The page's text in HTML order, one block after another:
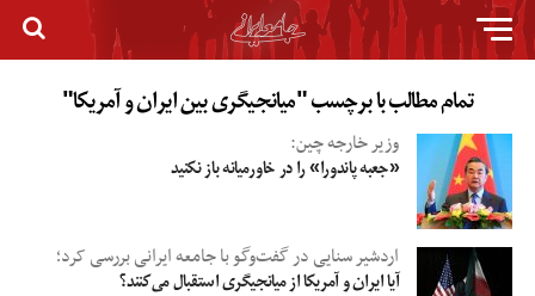
تمام مطالب با برچسب "میانجیگری بین ایران و آمریکا"
وزیر خارجه چین:
«جعبه پاندورا» را در خاورمیانه باز نکنید
اردشیر سنایی در گفت‌وگو با جامعه ایرانی بررسی کرد؛
آیا ایران و آمریکا از میانجیگری استقبال می‌کنند؟